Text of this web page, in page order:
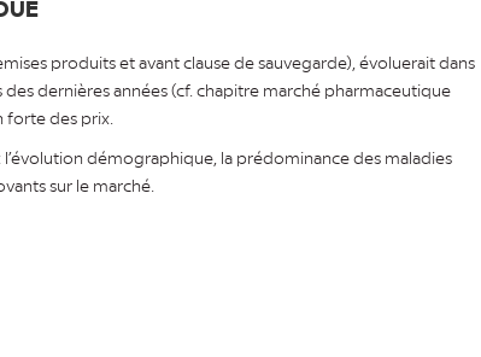
produits et avant clause de sauvegarde), évoluerait dans
dernières années (cf. chapitre marché pharmaceutique
forte des prix.
démographique, la prédominance des maladies
sur le marché.